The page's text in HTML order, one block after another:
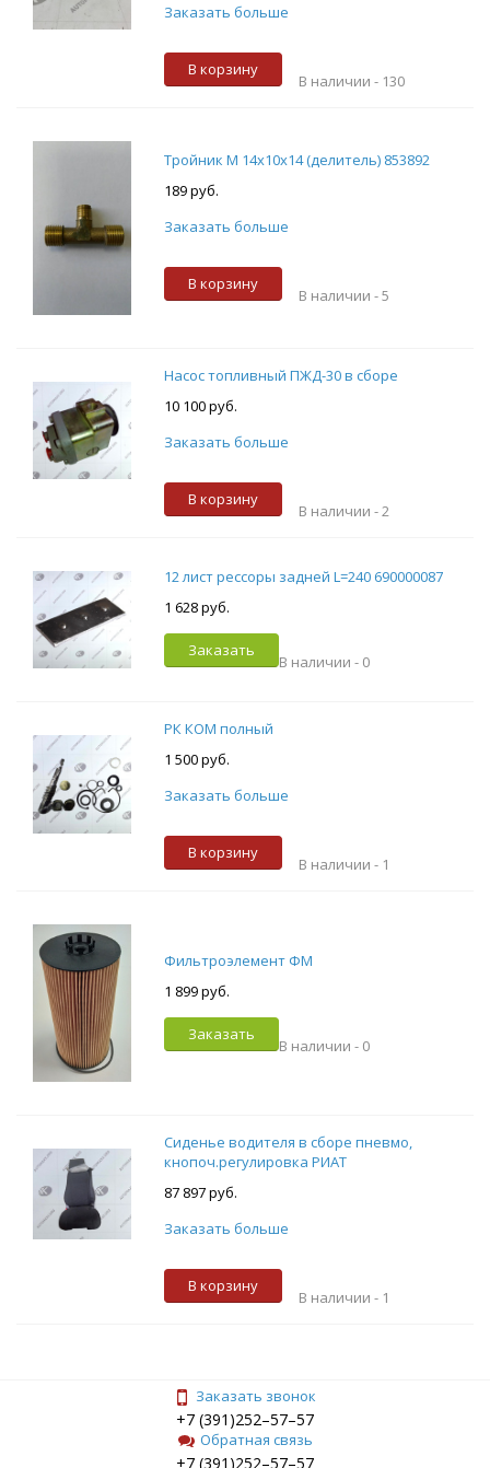
Заказать больше
В корзину
В наличии - 130
Тройник М 14х10х14 (делитель) 853892
189 руб.
Заказать больше
В корзину
В наличии -5
Насос топливный ПЖД-30 в сборе
10 100 руб.
Заказать больше
В корзину
В наличии -2
12 лист рессоры задней L=240 690000087
1 628 руб.
Заказать
В наличии - 0
РК КОМ полный
1 500 руб.
Заказать больше
В корзину
В наличии - 1
Фильтроэлемент ФМ
1 899 руб.
Заказать
В наличии - 0
Сиденье водителя в сборе пневмо,
кнопоч.регулировка РИАТ
87 897 руб.
Заказать больше
В корзину
В наличии - 1
Заказать звонок
+7 (391)252–57–57
Обратная связь
+7 (391)252–57–57